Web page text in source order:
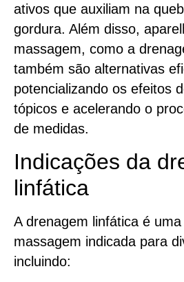
ativos que auxiliam na
gordura. Além disso,
massagem, como a
também são alternativas
potencializando os efeitos
tópicos e acelerando o
de medidas.
Indicações da
linfática
A drenagem linfática é
massagem indicada para
incluindo: